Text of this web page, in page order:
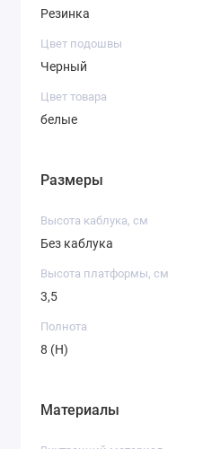
Резинка
Цвет подошвы
Черный
Цвет товара
белые
Размеры
Высота каблука, см
Без каблука
Высота платформы, см
3,5
Полнота
8 (H)
Материалы